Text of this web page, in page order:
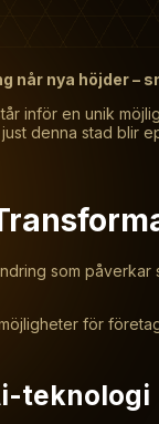
når nya höjder
inför en unik
denna stad blir
som
för
teknologi